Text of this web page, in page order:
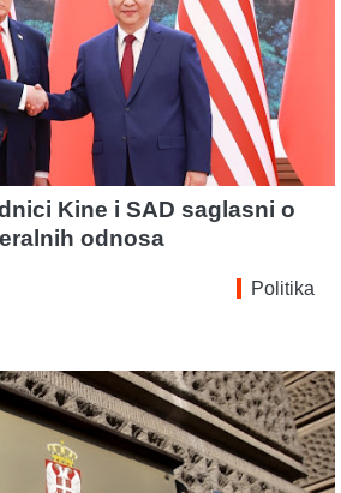
Kine i SAD saglasni o
odnosa
Politika